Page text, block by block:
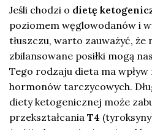
Jeśli chodzi o dietę
poziomem węglowodanów i
tłuszczu, warto zauważyć, że
zbilansowane posiłki mogą
Tego rodzaju dieta ma
hormonów tarczycowych.
diety ketogenicznej może
przekształcania T4